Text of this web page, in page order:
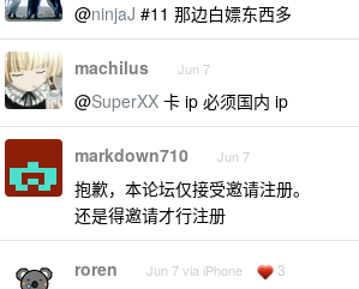
@ninjaJ #11 那边白嫖东西多
machilus Jun 7
@SuperXX 卡 ip 必须国内 ip
markdown710 Jun 7
抱歉，本论坛仅接受邀请注册。
还是得邀请才行注册
roren Jun 7 via iPhone 3